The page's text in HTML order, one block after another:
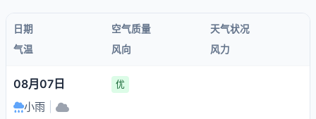
日期 空气质量
天气状况
气温
风向 风力
08月07日 优
小雨